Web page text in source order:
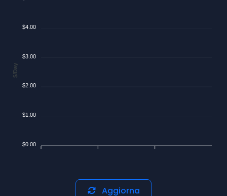
$4.00
$3.00
$2.00
$1.00
$0.00
$/Day
Aggiorna